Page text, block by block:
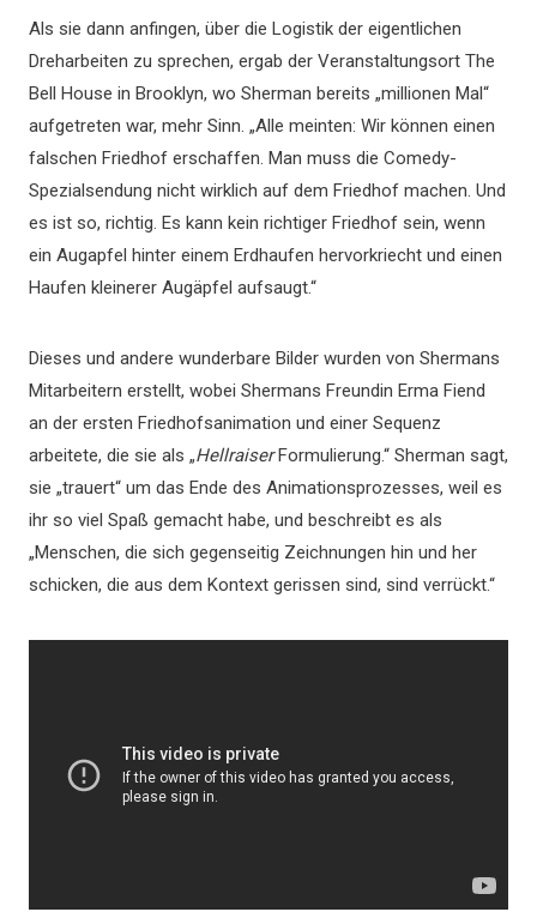
Als sie dann anfingen, über die Logistik der eigentlichen
Dreharbeiten zu sprechen, ergab der Veranstaltungsort The
Bell House in Brooklyn, wo Sherman bereits „millionen Mal“
aufgetreten war, mehr Sinn. „Alle meinten: Wir können einen
falschen Friedhof erschaffen. Man muss die Comedy-
Spezialsendung nicht wirklich auf dem Friedhof machen. Und
es ist so, richtig. Es kann kein richtiger Friedhof sein, wenn
ein Augapfel hinter einem Erdhaufen hervorkriecht und einen
Haufen kleinerer Augäpfel aufsaugt.“
Dieses und andere wunderbare Bilder wurden von Shermans
Mitarbeitern erstellt, wobei Shermans Freundin Erma Fiend
an der ersten Friedhofsanimation und einer Sequenz
arbeitete, die sie als „HellraiserFormulierung.“ Sherman sagt,
sie „trauert“ um das Ende des Animationsprozesses, weil es
ihr so ​​viel Spaß gemacht habe, und beschreibt es als
„Menschen, die sich gegenseitig Zeichnungen hin und her
schicken, die aus dem Kontext gerissen sind, sind verrückt.“